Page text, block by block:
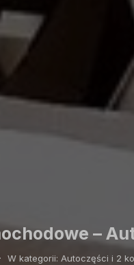
–
· W kategorii: Autoczęści i 2